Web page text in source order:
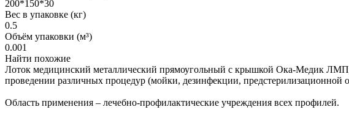
200*150*30
Вес в упаковке (кг)
0.5
Объём упаковки (м³)
0.001
Найти похожие
Лоток медицинский металлический прямоугольный с крышкой Ока-Медик
проведении различных процедур (мойки, дезинфекции, предстерилизационной
Область применения – лечебно-профилактические учреждения всех профилей.